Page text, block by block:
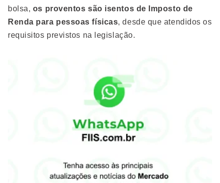
bolsa, os proventos são isentos de Imposto de
Renda para pessoas físicas, desde que atendidos os
requisitos previstos na legislação.